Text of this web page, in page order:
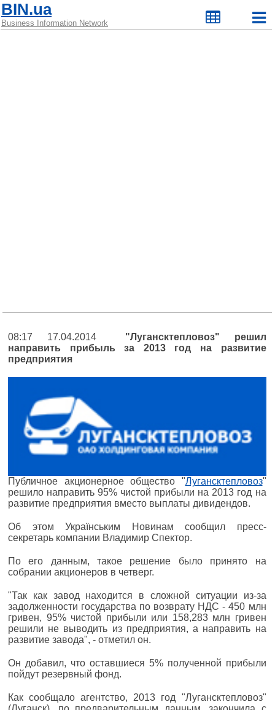
BIN.ua
Business Information Network
08:17 17.04.2014 "Лугансктепловоз" решил
направить прибыль за 2013 год на развитие
предприятия
Публичное акционерное общество "Лугансктепловоз"
решило направить 95% чистой прибыли на 2013 год на
развитие предприятия вместо выплаты дивидендов.
Об этом Українським Новинам сообщил пресс-
секретарь компании Владимир Спектор.
По его данным, такое решение было принято на
собрании акционеров в четверг.
"Так как завод находится в сложной ситуации из-за
задолженности государства по возврату НДС - 450 млн
гривен, 95% чистой прибыли или 158,283 млн гривен
решили не выводить из предприятия, а направить на
развитие завода", - отметил он.
Он добавил, что оставшиеся 5% полученной прибыли
пойдут резервный фонд.
Как сообщало агентство, 2013 год "Лугансктепловоз"